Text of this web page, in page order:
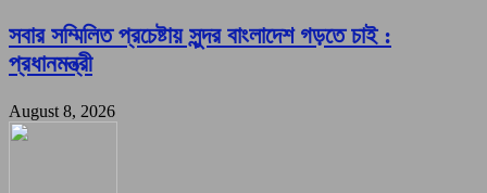
সবার সম্মিলিত প্রচেষ্টায় সুন্দর বাংলাদেশ গড়তে চাই :
প্রধানমন্ত্রী
August 8, 2026